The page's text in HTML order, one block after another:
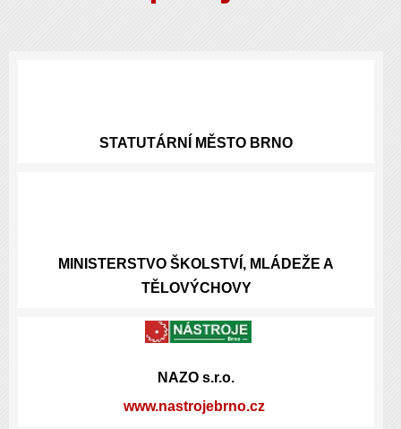
STATUTÁRNÍ MĚSTO BRNO
MINISTERSTVO ŠKOLSTVÍ, MLÁDEŽE A
TĚLOVÝCHOVY
NAZO s.r.o.
www.nastrojebrno.cz